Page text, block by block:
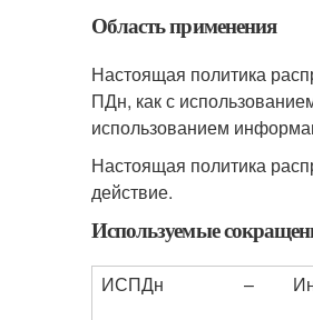
Область применения
Настоящая политика
ПДн, как с
использованием
Настоящая политика
действие.
Используемые
ИСПДн –